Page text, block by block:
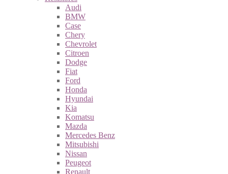
Audi
BMW
Case
Chery
Chevrolet
Citroen
Dodge
Fiat
Ford
Honda
Hyundai
Kia
Komatsu
Mazda
Mercedes Benz
Mitsubishi
Nissan
Peugeot
Renault